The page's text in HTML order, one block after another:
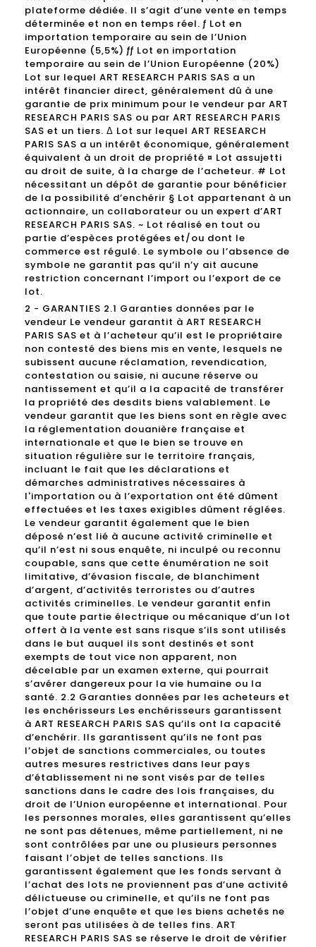
plateforme dédiée. Il s’agit d’une vente en temps
déterminée et non en temps réel. ƒ Lot en
importation temporaire au sein de l’Union
Européenne (5,5%) ƒƒ Lot en importation
temporaire au sein de l’Union Européenne (20%)
Lot sur lequel ART RESEARCH PARIS SAS a un
intérêt financier direct, généralement dû à une
garantie de prix minimum pour le vendeur par ART
RESEARCH PARIS SAS ou par ART RESEARCH PARIS
SAS et un tiers. Δ Lot sur lequel ART RESEARCH
PARIS SAS a un intérêt économique, généralement
équivalent à un droit de propriété ¤ Lot assujetti
au droit de suite, à la charge de l’acheteur. # Lot
nécessitant un dépôt de garantie pour bénéficier
de la possibilité d’enchérir § Lot appartenant à un
actionnaire, un collaborateur ou un expert d’ART
RESEARCH PARIS SAS. ~ Lot réalisé en tout ou
partie d’espèces protégées et/ou dont le
commerce est régulé. Le symbole ou l’absence de
symbole ne garantit pas qu’il n’y ait aucune
restriction concernant l’import ou l’export de ce
lot.
2 - GARANTIES 2.1 Garanties données par le
vendeur Le vendeur garantit à ART RESEARCH
PARIS SAS et à l’acheteur qu’il est le propriétaire
non contesté des biens mis en vente, lesquels ne
subissent aucune réclamation, revendication,
contestation ou saisie, ni aucune réserve ou
nantissement et qu’il a la capacité de transférer
la propriété des desdits biens valablement. Le
vendeur garantit que les biens sont en règle avec
la réglementation douanière française et
internationale et que le bien se trouve en
situation régulière sur le territoire français,
incluant le fait que les déclarations et
démarches administratives nécessaires à
l'importation ou à l’exportation ont été dûment
effectuées et les taxes exigibles dûment réglées.
Le vendeur garantit également que le bien
déposé n’est lié à aucune activité criminelle et
qu’il n’est ni sous enquête, ni inculpé ou reconnu
coupable, sans que cette énumération ne soit
limitative, d’évasion fiscale, de blanchiment
d’argent, d’activités terroristes ou d’autres
activités criminelles. Le vendeur garantit enfin
que toute partie électrique ou mécanique d’un lot
offert à la vente est sans risque s’ils sont utilisés
dans le but auquel ils sont destinés et sont
exempts de tout vice non apparent, non
décelable par un examen externe, qui pourrait
s’avérer dangereux pour la vie humaine ou la
santé. 2.2 Garanties données par les acheteurs et
les enchérisseurs Les enchérisseurs garantissent
à ART RESEARCH PARIS SAS qu’ils ont la capacité
d’enchérir. Ils garantissent qu’ils ne font pas
l’objet de sanctions commerciales, ou toutes
autres mesures restrictives dans leur pays
d’établissement ni ne sont visés par de telles
sanctions dans le cadre des lois françaises, du
droit de l’Union européenne et international. Pour
les personnes morales, elles garantissent qu’elles
ne sont pas détenues, même partiellement, ni ne
sont contrôlées par une ou plusieurs personnes
faisant l’objet de telles sanctions. Ils
garantissent également que les fonds servant à
l’achat des lots ne proviennent pas d’une activité
délictueuse ou criminelle, et qu’ils ne font pas
l’objet d’une enquête et que les biens achetés ne
seront pas utilisées à de telles fins. ART
RESEARCH PARIS SAS se réserve le droit de vérifier